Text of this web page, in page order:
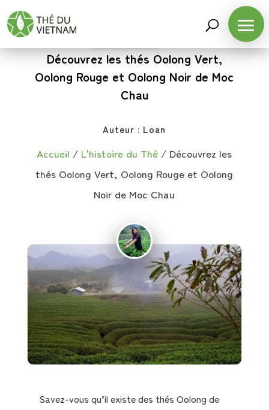
Découvrez les thés Oolong Vert,
Oolong Rouge et Oolong Noir de Moc
Chau
Auteur : Loan
Accueil / L'histoire du Thé / Découvrez les
thés Oolong Vert, Oolong Rouge et Oolong
Noir de Moc Chau
Savez-vous qu’il existe des thés Oolong de